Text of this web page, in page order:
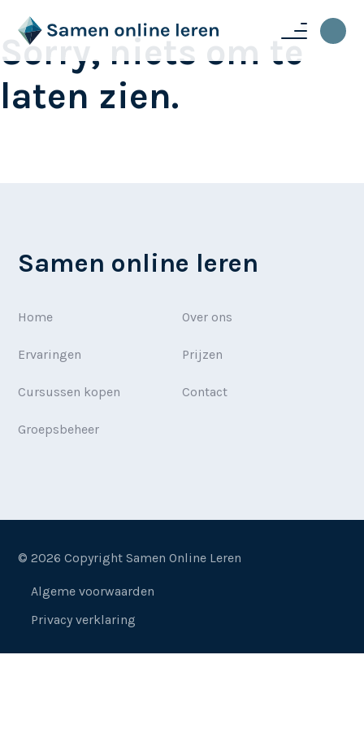
Sorry, niets om te
laten zien.
Samen online leren
Home Over ons
Ervaringen Prijzen
Cursussen kopen Contact
Groepsbeheer
© 2026 Copyright Samen Online Leren
Algeme voorwaarden
Privacy verklaring